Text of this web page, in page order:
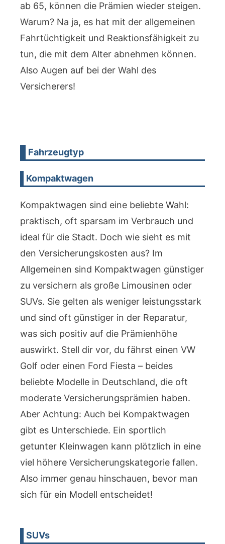
ab 65, können die Prämien wieder steigen.
Warum? Na ja, es hat mit der allgemeinen
Fahrtüchtigkeit und Reaktionsfähigkeit zu
tun, die mit dem Alter abnehmen können.
Also Augen auf bei der Wahl des
Versicherers!
Fahrzeugtyp
Kompaktwagen
Kompaktwagen sind eine beliebte Wahl:
praktisch, oft sparsam im Verbrauch und
ideal für die Stadt. Doch wie sieht es mit
den Versicherungskosten aus? Im
Allgemeinen sind Kompaktwagen günstiger
zu versichern als große Limousinen oder
SUVs. Sie gelten als weniger leistungsstark
und sind oft günstiger in der Reparatur,
was sich positiv auf die Prämienhöhe
auswirkt. Stell dir vor, du fährst einen VW
Golf oder einen Ford Fiesta – beides
beliebte Modelle in Deutschland, die oft
moderate Versicherungsprämien haben.
Aber Achtung: Auch bei Kompaktwagen
gibt es Unterschiede. Ein sportlich
getunter Kleinwagen kann plötzlich in eine
viel höhere Versicherungskategorie fallen.
Also immer genau hinschauen, bevor man
sich für ein Modell entscheidet!
SUVs